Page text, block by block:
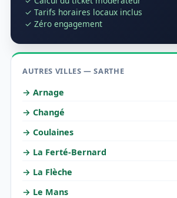
✓ Tarifs horaires locaux inclus
✓ Zéro engagement
AUTRES VILLES — SARTHE
→ Arnage
→ Changé
→ Coulaines
→ La Ferté-Bernard
→ La Flèche
→ Le Mans